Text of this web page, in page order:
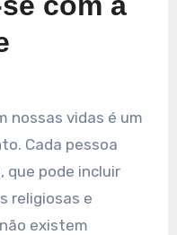
nossas vidas é um
Cada pessoa
que pode incluir
religiosas e
existem